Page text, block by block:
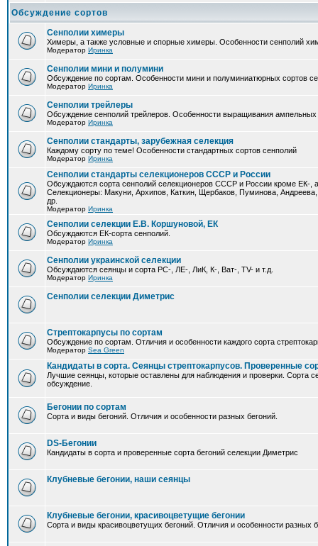
Обсуждение сортов
Сенполии химеры
Химеры, а также условные и спорные химеры. Особенности сенполий
Модератор Иринка
Сенполии мини и полумини
Обсуждение по сортам. Особенности мини и полуминиатюрных сортов
Модератор Иринка
Сенполии трейлеры
Обсуждение сенполий трейлеров. Особенности выращивания
Модератор Иринка
Сенполии стандарты, зарубежная селекция
Каждому сорту по теме! Особенности стандартных сортов сенполий
Модератор Иринка
Сенполии стандарты селекционеров СССР и России
Обсуждаются сорта сенполий селекционеров СССР и России кроме ЕК-,
Селекционеры: Макуни, Архипов, Каткин, Щербаков, Пуминова,
др.
Модератор Иринка
Сенполии селекции Е.В. Коршуновой, ЕК
Обсуждаются ЕК-сорта сенполий.
Модератор Иринка
Сенполии украинской селекции
Обсуждаются сеянцы и сорта РС-, ЛЕ-, ЛиК, К-, Ват-, TV- и т.д.
Модератор Иринка
Сенполии селекции Диметрис
Стрептокарпусы по сортам
Обсуждение по сортам. Отличия и особенности каждого сорта
Модератор Sea Green
Кандидаты в сорта. Сеянцы стрептокарпусов. Проверенные
Лучшие сеянцы, которые оставлены для наблюдения и проверки. Сорта
обсуждение.
Бегонии по сортам
Сорта и виды бегоний. Отличия и особенности разных бегоний.
DS-Бегонии
Кандидаты в сорта и проверенные сорта бегоний селекции Диметрис
Клубневые бегонии, наши сеянцы
Клубневые бегонии, красивоцветущие бегонии
Сорта и виды красивоцветущих бегоний. Отличия и особенности разных